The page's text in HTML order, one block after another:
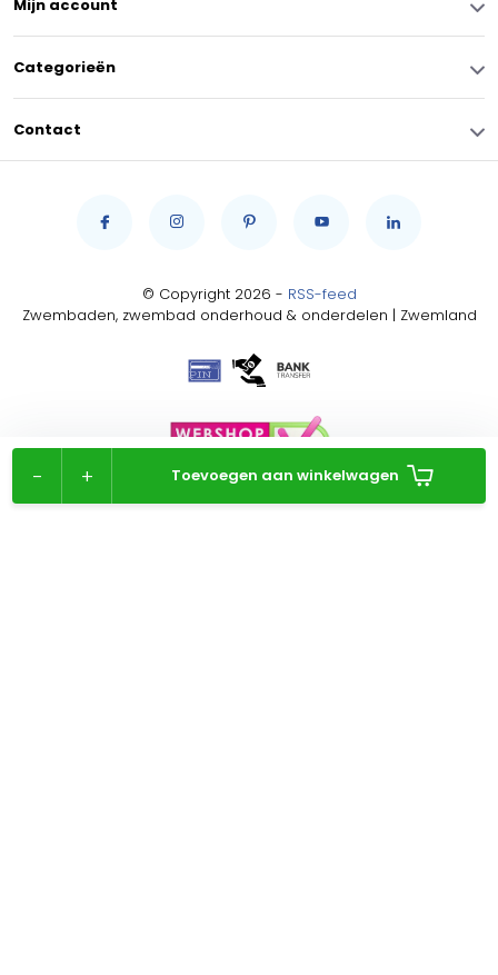
+
- Toevoegen aan winkelwagen
Mijn account
Categorieën
Contact
© Copyright 2026 - RSS-feed
Zwembaden, zwembad onderhoud & onderdelen | Zwemland